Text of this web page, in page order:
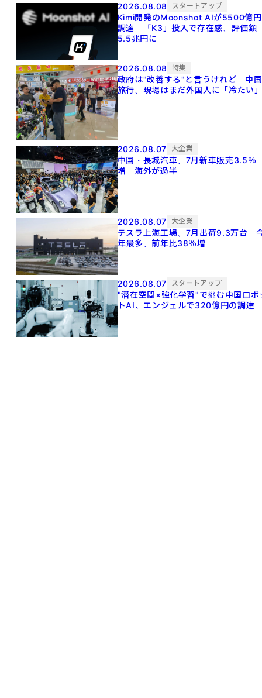
2026.08.08 スタートアップ
Kimi開発のMoonshot AIが5500億円
調達 「K3」投入で存在感、評価額
5.5兆円に
2026.08.08 特集
政府は"改善する"と言うけれど 中国
旅行、現場はまだ外国人に「冷たい
2026.08.07 大企業
中国・長城汽車、7月新車販売3.5％
増 海外が過半
2026.08.07 大企業
テスラ上海工場、7月出荷9.3万台
年最多、前年比38％増
2026.08.07 スタートアップ
"潜在空間×強化学習"で挑む中国ロボ
トAI、エンジェルで320億円の調達